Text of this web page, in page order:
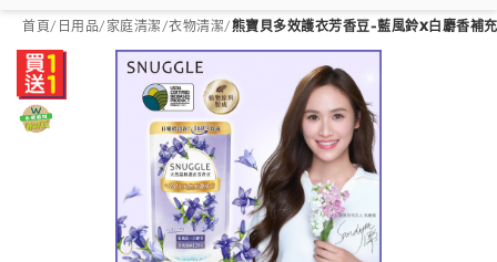
首頁/ 日用品/ 家庭清潔/衣物清潔/熊寶貝多效護衣芳香豆-藍風鈴X白麝香補